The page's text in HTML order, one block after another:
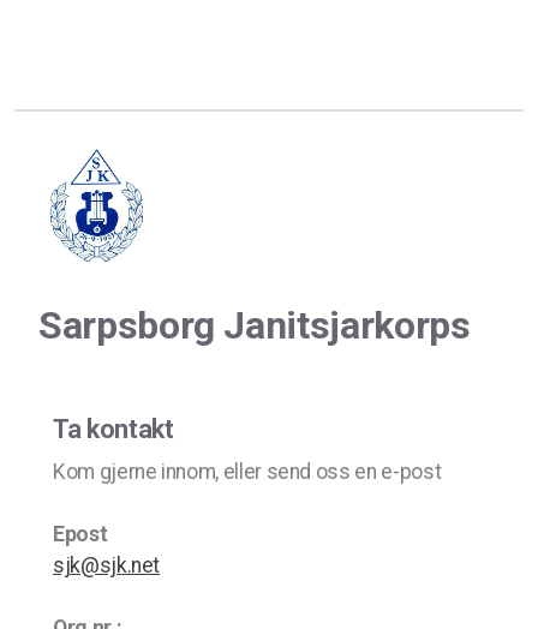
Sarpsborg Janitsjarkorps
Ta kontakt
Kom gjerne innom, eller send oss en e-post
Epost
sjk@sjk.net